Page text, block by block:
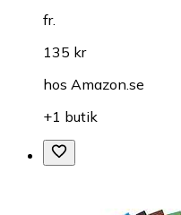
fr.
135 kr
hos Amazon.se
+1 butik